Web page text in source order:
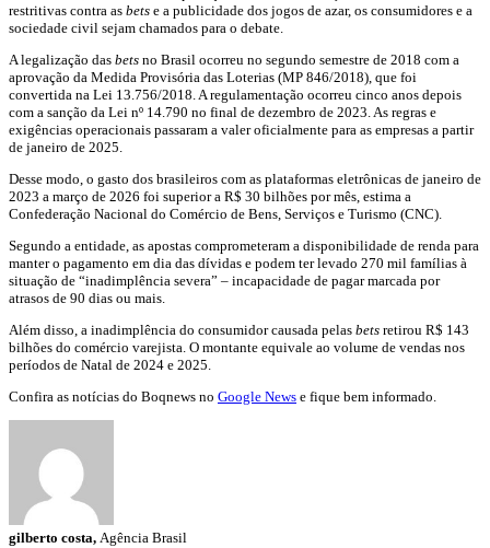
restritivas contra as bets e a publicidade dos jogos de azar, os consumidores e a
sociedade civil sejam chamados para o debate.
A legalização das bets no Brasil ocorreu no segundo semestre de 2018 com a
aprovação da Medida Provisória das Loterias (MP 846/2018), que foi
convertida na Lei 13.756/2018. A regulamentação ocorreu cinco anos depois
com a sanção da Lei nº 14.790 no final de dezembro de 2023. As regras e
exigências operacionais passaram a valer oficialmente para as empresas a partir
de janeiro de 2025.
Desse modo, o gasto dos brasileiros com as plataformas eletrônicas de janeiro de
2023 a março de 2026 foi superior a R$ 30 bilhões por mês, estima a
Confederação Nacional do Comércio de Bens, Serviços e Turismo (CNC).
Segundo a entidade, as apostas comprometeram a disponibilidade de renda para
manter o pagamento em dia das dívidas e podem ter levado 270 mil famílias à
situação de “inadimplência severa” – incapacidade de pagar marcada por
atrasos de 90 dias ou mais.
Além disso, a inadimplência do consumidor causada pelas bets retirou R$ 143
bilhões do comércio varejista. O montante equivale ao volume de vendas nos
períodos de Natal de 2024 e 2025.
Confira as notícias do Boqnews no Google News e fique bem informado.
gilberto costa, Agência Brasil